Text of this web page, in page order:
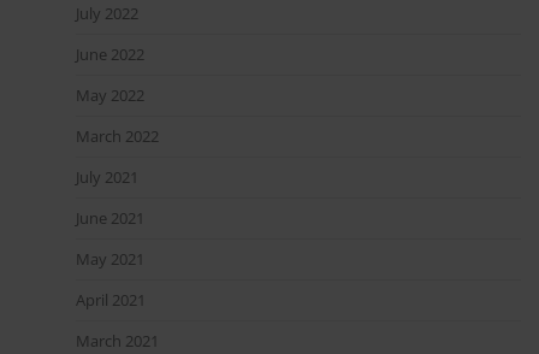
July 2022
June 2022
May 2022
March 2022
July 2021
June 2021
May 2021
April 2021
March 2021